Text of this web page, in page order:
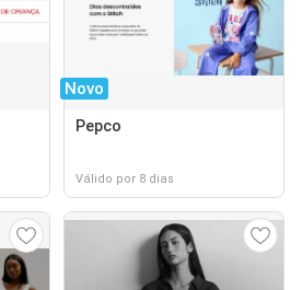
Novo
Pepco
Válido por 8 dias